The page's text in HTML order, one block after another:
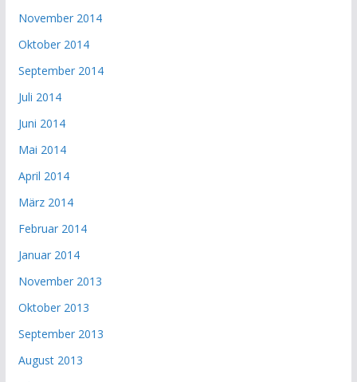
November 2014
Oktober 2014
September 2014
Juli 2014
Juni 2014
Mai 2014
April 2014
März 2014
Februar 2014
Januar 2014
November 2013
Oktober 2013
September 2013
August 2013